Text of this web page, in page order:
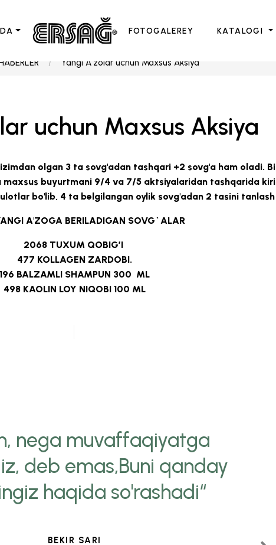
FOTOGALEREY KATALOGI
Yangi A'zolar uchun Maxsus Aksiya
uchun Maxsus Aksiya
olgan 3 ta sovg'adan tashqari +2 sovg'a ham oladi.
buyurtmani 9/4 va 7/5 aktsiyalaridan tashqarida
bo'lib, 4 ta belgilangan oylik sovg'adan 2 tasini tanlash
A'ZOGA BERILADIGAN SOVG`ALAR
2068 TUXUM QOBIG’I
477 KOLLAGEN ZARDOBI.
196 BALZAMLI SHAMPUN 300 ML
498 KAOLIN LOY NIQOBI 100 ML
nega muvaffaqiyatga
deb emas,Buni qanday
haqida so'rashadi“
BEKIR SARI